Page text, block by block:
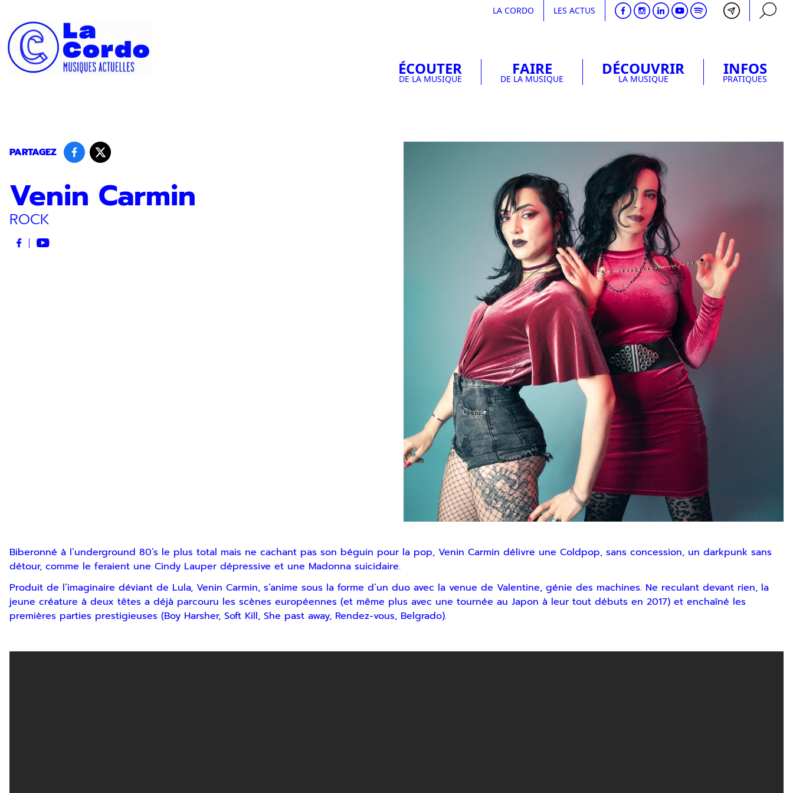
LA CORDO LES ACTUS
ÉCOUTER
DE LA MUSIQUE
FAIRE
DE LA MUSIQUE
DÉCOUVRIR
LA MUSIQUE
INFOS
PRATIQUES
PARTAGEZ
Venin Carmin
ROCK
Biberonné à l’underground 80’s le plus total mais ne cachant pas son béguin pour la pop, Venin Carmin délivre une Coldpop, sans concession, un darkpunk sans
détour, comme le feraient une Cindy Lauper dépressive et une Madonna suicidaire.
Produit de l’imaginaire déviant de Lula, Venin Carmin, s’anime sous la forme d’un duo avec la venue de Valentine, génie des machines. Ne reculant devant rien, la
jeune créature à deux têtes a déjà parcouru les scènes européennes (et même plus avec une tournée au Japon à leur tout débuts en 2017) et enchaîné les
premières parties prestigieuses (Boy Harsher, Soft Kill, She past away, Rendez-vous, Belgrado).
RECHERCHE